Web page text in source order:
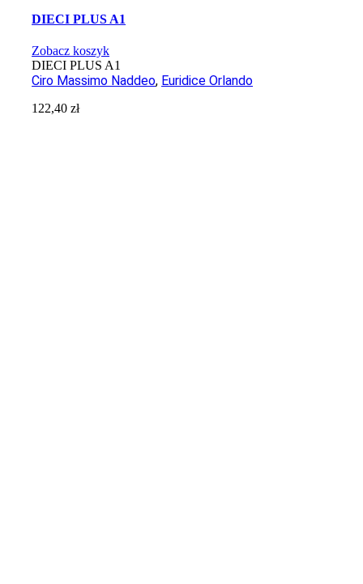
DIECI PLUS A1
Zobacz koszyk
DIECI PLUS A1
Ciro Massimo Naddeo, Euridice Orlando
122,40zł